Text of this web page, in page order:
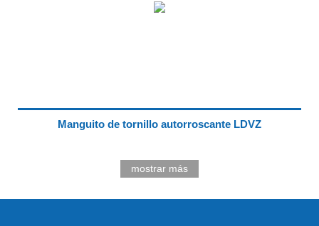
Manguito de tornillo autorroscante LDVZ
mostrar más